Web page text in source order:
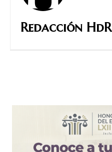
Redacción HdR